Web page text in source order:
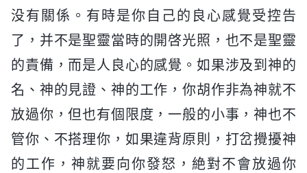
没有關係。有時是你自己的良心感覺受控告
了，并不是聖靈當時的開啓光照，也不是聖靈
的責備，而是人良心的感覺。如果涉及到神的
名、神的見證、神的工作，你胡作非為神就不
放過你，但也有個限度，一般的小事，神也不
管你、不搭理你，如果違背原則，打岔攪擾神
的工作，神就要向你發怒，絶對不會放過你